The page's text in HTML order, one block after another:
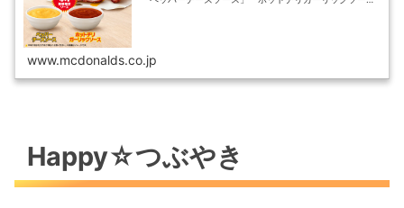
www.mcdonalds.co.jp
Happy☆つぶやき